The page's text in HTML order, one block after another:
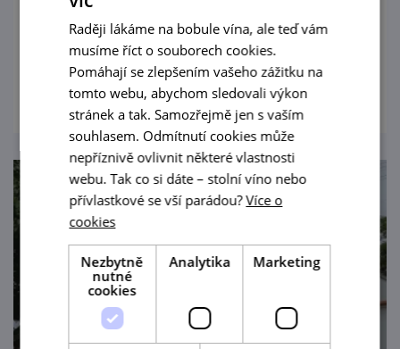
degustaci v 18.00 hod.
prohlédnout
Raději lákáme na bobule vína, ale teď vám
musíme říct o souborech cookies.
Pomáhají se zlepšením vašeho zážitku na
tomto webu, abychom sledovali výkon
stránek a tak. Samozřejmě jen s vaším
souhlasem. Odmítnutí cookies může
nepříznivě ovlivnit některé vlastnosti
webu. Tak co si dáte – stolní víno nebo
přívlastkové se vší parádou?Více o
cookies
Nezbytně
nutné
cookies
Analytika Marketing